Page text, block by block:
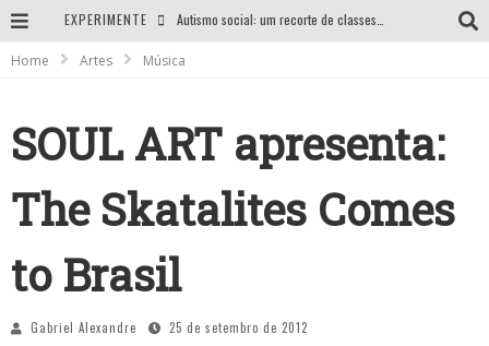
EXPERIMENTE
A subida da rampa é diferente!
Home Artes Música
SOUL ART apresenta:
The Skatalites Comes
to Brasil
Gabriel Alexandre
25 de setembro de 2012